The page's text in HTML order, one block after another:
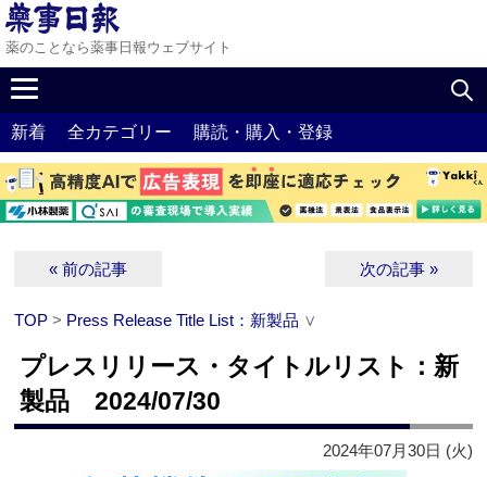
薬のことなら薬事日報ウェブサイト
新着 全カテゴリー 購読・購入・登録
« 前の記事 次の記事 »
TOP > Press Release Title List：新製品 ∨
プレスリリース・タイトルリスト：新
製品 2024/07/30
2024年07月30日 (火)